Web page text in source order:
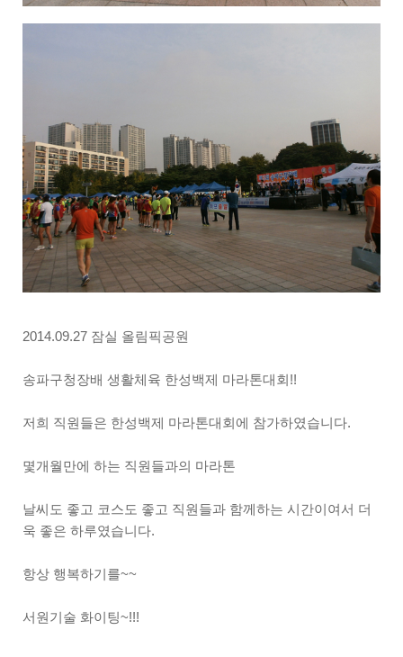
2014.09.27 잠실 올림픽공원
송파구청장배 생활체육 한성백제 마라톤대회!!
저희 직원들은 한성백제 마라톤대회에 참가하였습니다.
몇개월만에 하는 직원들과의 마라톤
날씨도 좋고 코스도 좋고 직원들과 함께하는 시간이여서 더
욱 좋은 하루였습니다.
항상 행복하기를~~
서원기술 화이팅~!!!